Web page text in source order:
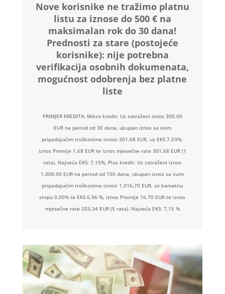
Nove korisnike ne tražimo platnu
listu za iznose do 500 € na
maksimalan rok do 30 dana!
Prednosti za stare (postojeće
korisnike): nije potrebna
verifikacija osobnih dokumenata,
mogućnost odobrenja bez platne
liste
PRIMJER KREDITA: Mikro kredit: Uz zatraženi iznos 300,00
EUR na period od 30 dana, ukupan iznos sa svim
pripadajućim troškovima iznosi 301,68 EUR, uz EKS 7,03%,
iznos Premije 1,68 EUR te iznos mjesečne rate 301,68 EUR (1
rata). Najveća EKS: 7,15%, Plus kredit: Uz zatraženi iznos
1.000,00 EUR na period od 150 dana, ukupan iznos sa svim
pripadajućim troškovima iznosi 1.016,70 EUR, uz kamatnu
stopu 0,00% te EKS 6,96 %, iznos Premije 16,70 EUR te iznos
mjesečne rate 203,34 EUR (5 rata). Najveća EKS: 7,15 %